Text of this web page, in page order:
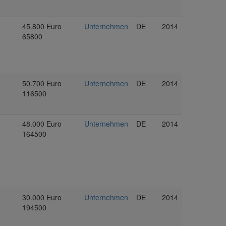
45.800 Euro
65800
Unternehmen DE 2014
50.700 Euro
116500
Unternehmen DE 2014
48.000 Euro
164500
Unternehmen DE 2014
30.000 Euro
194500
Unternehmen DE 2014